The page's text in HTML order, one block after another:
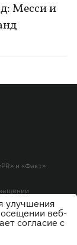
Месси и
и «Факт»
улучшения
веб-
согласие с